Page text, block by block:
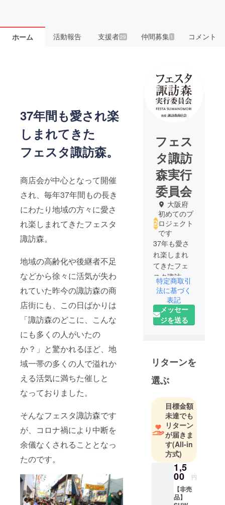
ホーム 活動報告 支援者 29 仲間募集 1 コメント
37年間も愛され楽
しまれてきた
フェスタ諏訪森。
商店会が中心となって開催
され、毎年37年間もの長き
にわたり地域の方々に愛さ
れ楽しまれてきたフェスタ
諏訪森。
地域の高齢化や後継者不足
などから徐々に活気が失わ
れていた昨今の諏訪森の商
店街にも、この日ばかりは
「諏訪森のどこに、こんな
にも多くの人がいたの
か？」と驚かれるほど、地
域一帯の多くの人で溢れか
える活気に満ちた催しと
なっておりました。
そんなフェスタ諏訪森です
が、コロナ禍により中断を
余儀なくされることとなっ
たのです。
フェス
タ諏訪
森実行
委員会
大阪府
初めてのプ
ロジェクト
です
37年も愛さ
れ楽しまれ
てきたフェ
スタ諏訪森
を何が何で
も再開した
い！楽しい
諏訪森を取
まった地域
の仲間で
す！
特定商取引
法に基づく
表記
メッセー
ジを送る
リターンを
選ぶ
目標金額
未達でも
リターン
が届きま
す(All-in
方式)
1,5
00 円
【非売
品】